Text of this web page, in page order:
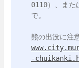
0110）、ま
で。
-